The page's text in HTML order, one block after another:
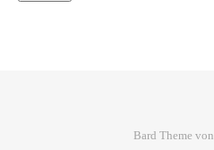
Bard Theme von